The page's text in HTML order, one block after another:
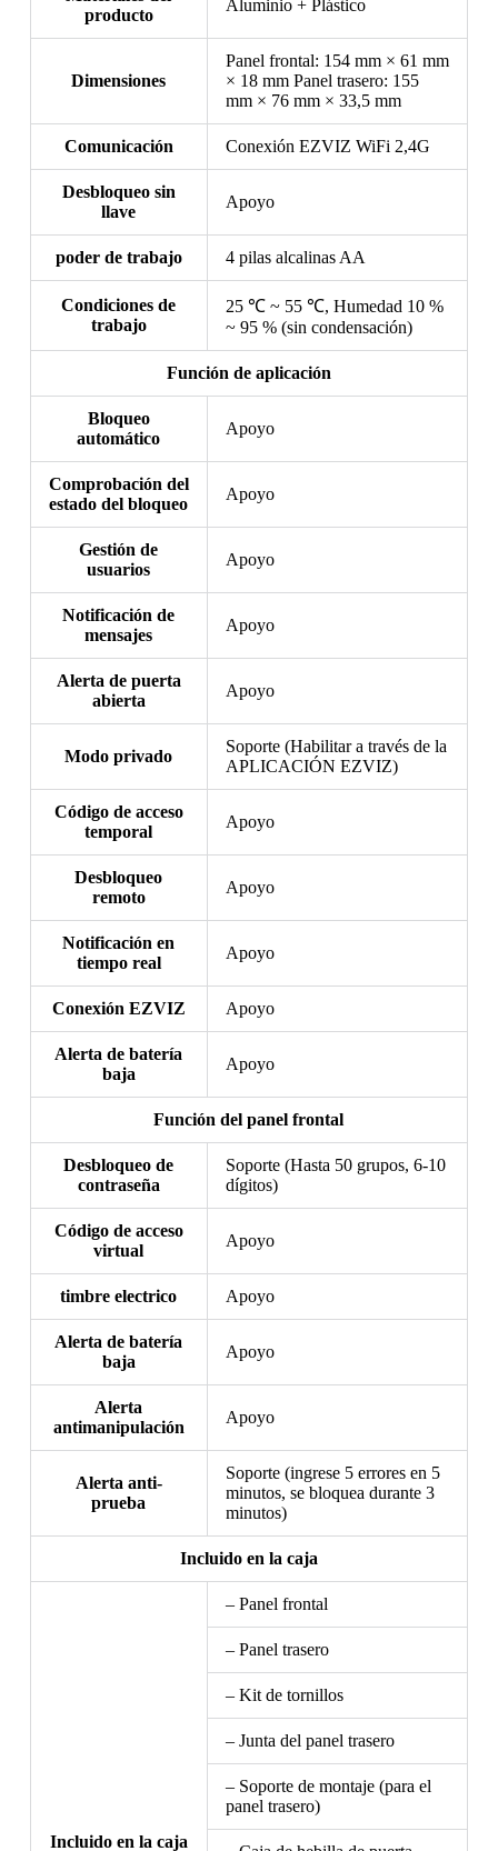
producto
Aluminio + Plástico
Dimensiones
Panel frontal: 154 mm × 61 mm
× 18 mm Panel trasero: 155
mm × 76 mm × 33,5 mm
Comunicación Conexión EZVIZ WiFi 2,4G
Desbloqueo sin
llave
Apoyo
poder de trabajo 4 pilas alcalinas AA
Condiciones de
trabajo
25 ℃ ~ 55 ℃, Humedad 10 %
~ 95 % (sin condensación)
Función de aplicación
Bloqueo
automático
Apoyo
Comprobación del
estado del bloqueo
Apoyo
Gestión de
usuarios
Apoyo
Notificación de
mensajes
Apoyo
Alerta de puerta
abierta
Apoyo
Modo privado
Soporte (Habilitar a través de la
APLICACIÓN EZVIZ)
Código de acceso
temporal
Apoyo
Desbloqueo
remoto
Apoyo
Notificación en
tiempo real
Apoyo
Conexión EZVIZ Apoyo
Alerta de batería
baja
Apoyo
Función del panel frontal
Desbloqueo de
contraseña
Soporte (Hasta 50 grupos, 6-10
dígitos)
Código de acceso
virtual
Apoyo
timbre electrico Apoyo
Alerta de batería
baja
Apoyo
Alerta
antimanipulación
Apoyo
Alerta anti-
prueba
Soporte (ingrese 5 errores en 5
minutos, se bloquea durante 3
minutos)
Incluido en la caja
Incluido en la caja
– Panel frontal
– Panel trasero
– Kit de tornillos
– Junta del panel trasero
– Soporte de montaje (para el
panel trasero)